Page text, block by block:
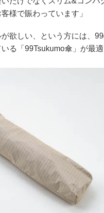
様で賑わっています」
欲しい、という方には、
る「99Tsukumo傘」が最適